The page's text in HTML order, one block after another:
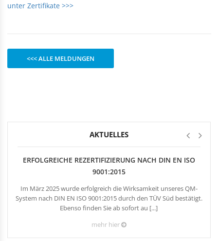
zu den Produkten
SEBAMID
zu den Produkten
Rund- und Ovalwannen
Babywannen
DUSCHWANNEN
Historie
ARTIKEL A BIS Z
299 kleine Helfer
Kabelklemmbügel
unter Zertifikate >>>
<<< ALLE MELDUNGEN
AKTUELLES
ERFOLGREICHE REZERTIFIZIERUNG NACH DIN EN ISO
9001:2015
Im März 2025 wurde erfolgreich die Wirksamkeit unseres QM-
System nach DIN EN ISO 9001:2015 durch den TÜV Süd bestätigt.
Ebenso finden Sie ab sofort au [...]
mehr hier